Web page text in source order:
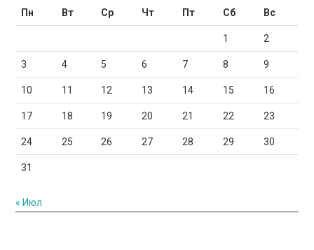
Пн
Вт Ср Чт Пт Сб Вс
1 2
3 4 5 6 7 8 9
10 11 12 13 14 15 16
17 18 19 20 21 22 23
24 25 26 27 28 29 30
31
« Июл